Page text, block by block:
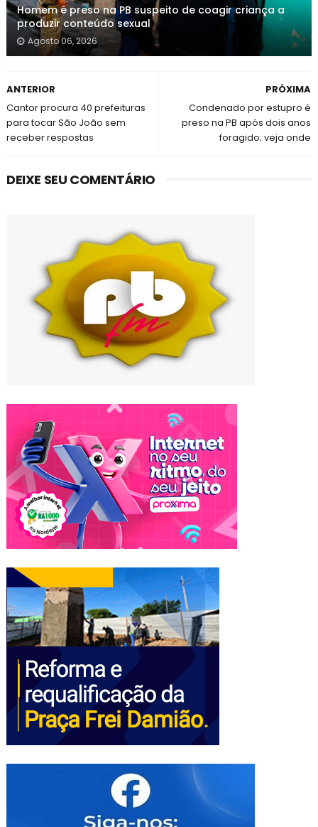
Homem é preso na PB suspeito de coagir criança a
produzir conteúdo sexual
Agosto 06, 2026
PRÓXIMA
Condenado por estupro é
preso na PB após dois anos
foragido; veja onde
ANTERIOR
Cantor procura 40 prefeituras
para tocar São João sem
receber respostas
DEIXE SEU COMENTÁRIO